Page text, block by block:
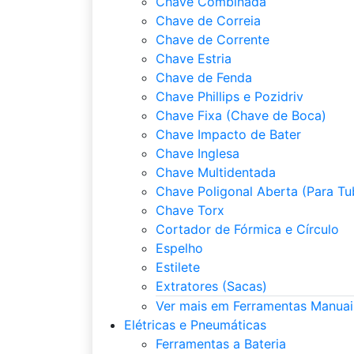
Chave de Correia
Chave de Corrente
Chave Estria
Chave de Fenda
Chave Phillips e Pozidriv
Chave Fixa (Chave de Boca)
Chave Impacto de Bater
Chave Inglesa
Chave Multidentada
Chave Poligonal Aberta (Para
Chave Torx
Cortador de Fórmica e Círculo
Espelho
Estilete
Extratores (Sacas)
Ver mais em Ferramentas
Elétricas e Pneumáticas
Ferramentas a Bateria